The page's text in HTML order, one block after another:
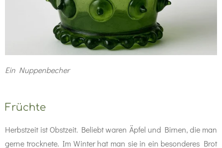
Ein Nuppenbecher
Früchte
Herbstzeit ist Obstzeit. Beliebt waren Äpfel und Birnen, die man
gerne trocknete. Im Winter hat man sie in ein besonderes Brot